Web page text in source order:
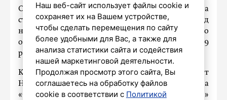
Одним из центральных событий этого года
станет всероссийский турнир по баскетболу под
названием «Оранжевый мяч». Ожидается, что
он соберет свыше 26 тысяч участников из 59
регионов страны.
Кроме того, широкомасштабный проект
Национального фитнес-сообщества
«Оздоровительный спорт — в каждую семью!»
Наш веб-сайт использует файлы cookie и
сохраняет их на Вашем устройстве,
чтобы сделать перемещения по сайту
более удобными для Вас, а также для
анализа статистики сайта и содействия
нашей маркетинговой деятельности.
Продолжая просмотр этого сайта, Вы
соглашаетесь на обработку файлов
cookie в соответствии с Политикой